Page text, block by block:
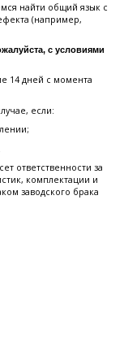
найти общий язык с
(например,
с условиями
14 дней с момента
если:
ответственности за
комплектации и
заводского брака